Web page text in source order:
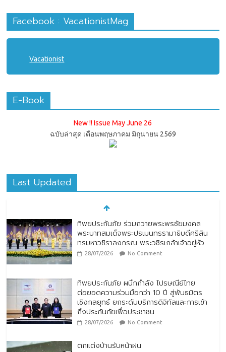
Facebook : VacationistMag
Vacationist
E-Book
New !! Issue May June 26
ฉบับล่าสุด เดือนพฤษภาคม มิถุนายน 2569
Last Updated
ทิพยประกันภัย ร่วมถวายพระพรชัยมงคล
พระบาทสมเด็จพระปรเมนทรรามาธิบดีศรีสิน
ทรมหาวชิราลงกรณ พระวชิรเกล้าเจ้าอยู่หัว
28/07/2026 No Comment
ทิพยประกันภัย ผนึกกำลัง ไปรษณีย์ไทย
ต่อยอดความร่วมมือกว่า 10 ปี สู่พันธมิตร
เชิงกลยุทธ์ ยกระดับบริการดิจิทัลและการเข้า
ถึงประกันภัยเพื่อประชาชน
28/07/2026 No Comment
ตกแต่งบ้านรับหน้าฝน